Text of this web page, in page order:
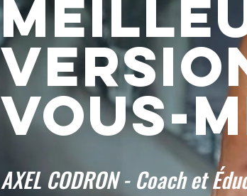
VOUS-
AXEL CODRON - Coach et